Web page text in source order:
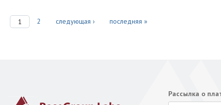
1 2 следующая › последняя »
Рассылка о